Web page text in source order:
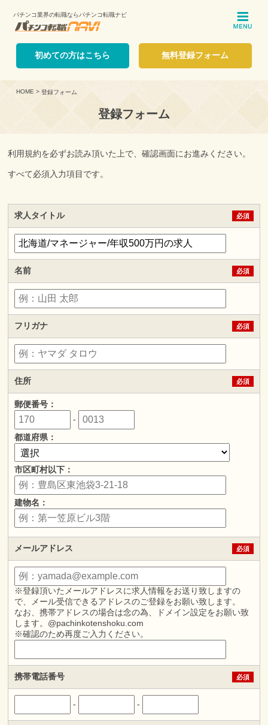
パチンコ業界の転職ならパチンコ転職ナビ
初めての方はこちら 無料登録フォーム
HOME > 登録フォーム
登録フォーム
利用規約を必ずお読み頂いた上で、確認画面にお進みください。
すべて必須入力項目です。
求人タイトル 必須
名前 必須
フリガナ 必須
住所 必須
郵便番号：
-
都道府県：
市区町村以下：
建物名：
メールアドレス 必須
※登録頂いたメールアドレスに求人情報をお送り致しますの
で、メール受信できるアドレスのご登録をお願い致します。
なお、携帯アドレスの場合は念の為、ドメイン設定をお願い致
します。@pachinkotenshoku.com
※確認のため再度ご入力ください。
携帯電話番号 必須
- -